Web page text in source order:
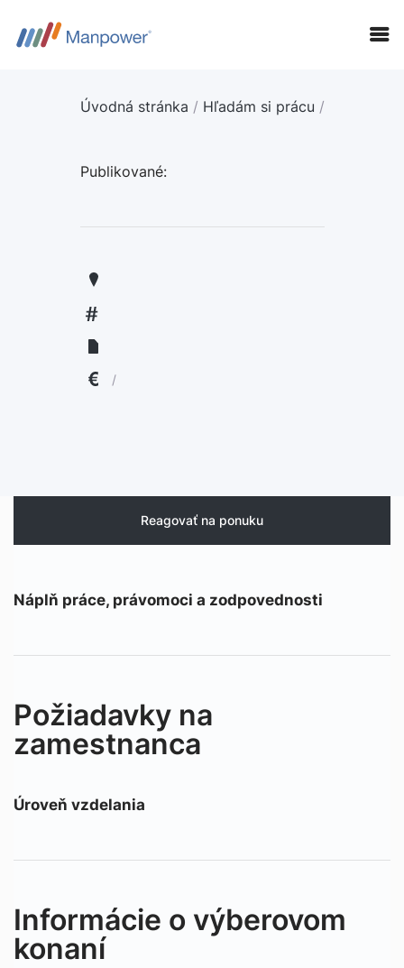
FIRMY
Úvodná stránka / Hľadám si prácu /
Publikované:
/
Reagovať na ponuku
Náplň práce, právomoci a zodpovednosti
Požiadavky na
zamestnanca
Úroveň vzdelania
Informácie o výberovom
konaní